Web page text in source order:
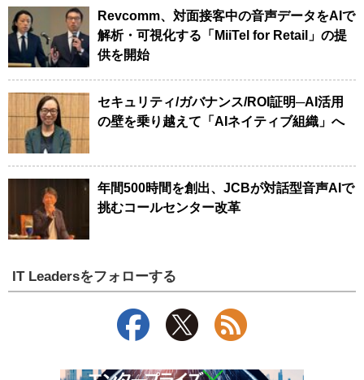
Revcomm、対面接客中の音声データをAIで
解析・可視化する「MiiTel for Retail」の提
供を開始
セキュリティ/ガバナンス/ROI証明─AI活用
の壁を乗り越えて「AIネイティブ組織」へ
年間500時間を創出、JCBが対話型音声AIで
挑むコールセンター改革
IT Leadersをフォローする